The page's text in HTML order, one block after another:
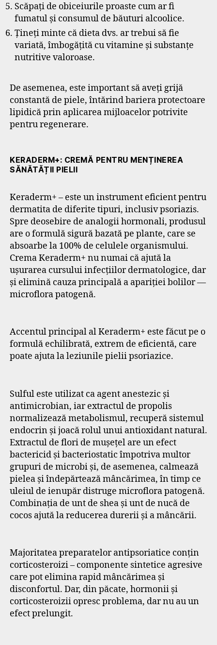
Scăpați de obiceiurile proaste cum ar fi
fumatul și consumul de băuturi alcoolice.
Țineți minte că dieta dvs. ar trebui să fie
variată, îmbogățită cu vitamine și substanțe
nutritive valoroase.
De asemenea, este important să aveți grijă
constantă de piele, întărind bariera protectoare
lipidică prin aplicarea mijloacelor potrivite
pentru regenerare.
KERADERM+: CREMĂ PENTRU MENȚINEREA
SĂNĂTĂȚII PIELII
Keraderm+ – este un instrument eficient pentru
dermatita de diferite tipuri, inclusiv psoriazis.
Spre deosebire de analogii hormonali, produsul
are o formulă sigură bazată pe plante, care se
absoarbe la 100% de celulele organismului.
Crema Keraderm+ nu numai că ajută la
ușurarea cursului infecțiilor dermatologice, dar
și elimină cauza principală a apariției bolilor —
microflora patogenă.
Accentul principal al Keraderm+ este făcut pe o
formulă echilibrată, extrem de eficientă, care
poate ajuta la leziunile pielii psoriazice.
Sulful este utilizat ca agent anestezic și
antimicrobian, iar extractul de propolis
normalizează metabolismul, recuperă sistemul
endocrin și joacă rolul unui antioxidant natural.
Extractul de flori de mușețel are un efect
bactericid și bacteriostatic împotriva multor
grupuri de microbi și, de asemenea, calmează
pielea și îndepărtează mâncărimea, în timp ce
uleiul de ienupăr distruge microflora patogenă.
Combinația de unt de shea și unt de nucă de
cocos ajută la reducerea durerii și a mâncării.
Majoritatea preparatelor antipsoriatice conțin
corticosteroizi – componente sintetice agresive
care pot elimina rapid mâncărimea și
disconfortul. Dar, din păcate, hormonii și
corticosteroizii opresc problema, dar nu au un
efect prelungit.